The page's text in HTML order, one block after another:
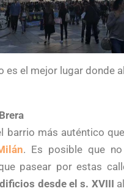
es el mejor lugar donde
barrio más auténtico
. Es posible que
pasear por estas
desde el s. XVIII